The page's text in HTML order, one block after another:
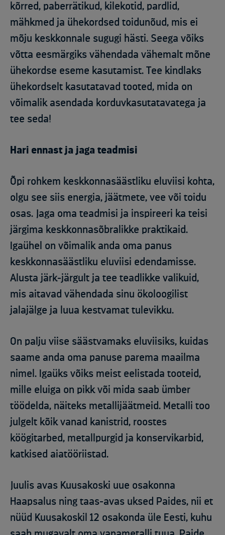
kõrred, paberrätikud, kilekotid, pardlid,
mähkmed ja ühekordsed toidunõud, mis ei
mõju keskkonnale sugugi hästi. Seega võiks
võtta eesmärgiks vähendada vähemalt mõne
ühekordse eseme kasutamist. Tee kindlaks
ühekordselt kasutatavad tooted, mida on
võimalik asendada korduvkasutatavatega ja
tee seda!
Hari ennast ja jaga teadmisi
Õpi rohkem keskkonnasäästliku eluviisi kohta,
olgu see siis energia, jäätmete, vee või toidu
osas. Jaga oma teadmisi ja inspireeri ka teisi
järgima keskkonnasõbralikke praktikaid.
Igaühel on võimalik anda oma panus
keskkonnasäästliku eluviisi edendamisse.
Alusta järk-järgult ja tee teadlikke valikuid,
mis aitavad vähendada sinu ökoloogilist
jalajälge ja luua kestvamat tulevikku.
On palju viise säästvamaks eluviisiks, kuidas
saame anda oma panuse parema maailma
nimel. Igaüks võiks meist eelistada tooteid,
mille eluiga on pikk või mida saab ümber
töödelda, näiteks metallijäätmeid. Metalli too
julgelt kõik vanad kanistrid, roostes
köögitarbed, metallpurgid ja konservikarbid,
katkised aiatööriistad.
Juulis avas Kuusakoski uue osakonna
Haapsalus ning taas-avas uksed Paides, nii et
nüüd Kuusakoskil 12 osakonda üle Eesti, kuhu